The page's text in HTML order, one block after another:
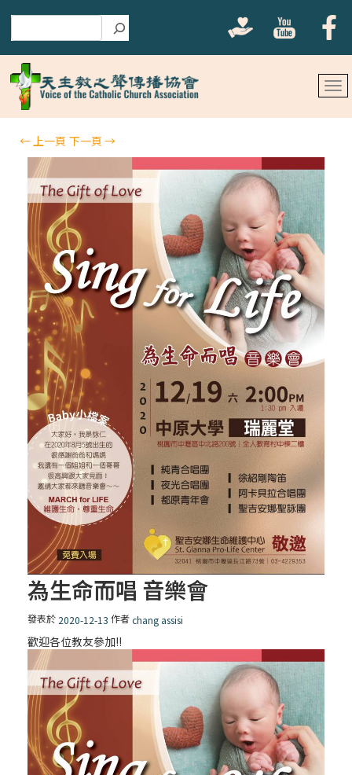
←上一頁 下一頁→
為生命而唱 音樂會
發表於 2020-12-13 作者chang assisi
歡迎各位教友參加!!